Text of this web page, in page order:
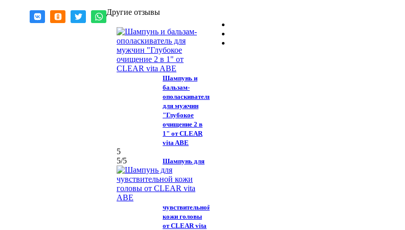
Другие отзывы
Шампунь и
бальзам-
ополаскиватель
для мужчин
"Глубокое
очищение 2 в
1" от CLEAR
vita ABE
5
5/5 Шампунь для
чувствительной
кожи головы
от CLEAR vita